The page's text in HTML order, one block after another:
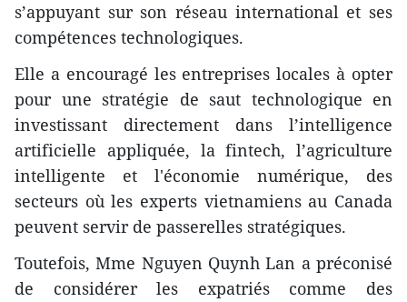
s’appuyant sur son réseau international et ses
compétences technologiques.
​Elle a encouragé les entreprises locales à opter
pour une stratégie de saut technologique en
investissant directement dans l’intelligence
artificielle appliquée, la fintech, l’agriculture
intelligente et l'économie numérique, des
secteurs où les experts vietnamiens au Canada
peuvent servir de passerelles stratégiques.
​Toutefois, Mme Nguyen Quynh Lan a préconisé
de considérer les expatriés comme des